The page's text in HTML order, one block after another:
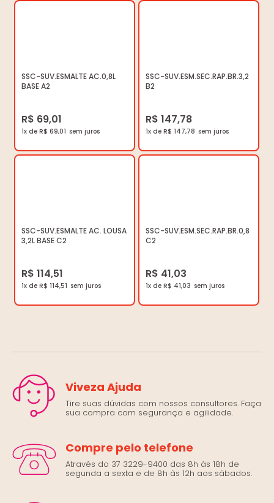
SSC-SUV.ESMALTE AC.0,8L
BASE A2
R$ 69,01
1x de R$ 69,01
SSC-SUV.ESM.SEC.RAP.BR.3,2
B2
R$ 147,78
1x de R$ 147,78
SSC-SUV.ESMALTE AC. LOUSA
3,2L BASE C2
R$ 114,51
1x de R$ 114,51
SSC-SUV.ESM.SEC.RAP.BR.0,8
C2
R$ 41,03
1x de R$ 41,03
Viveza Ajuda
Tire suas dúvidas com nossos consultores. Faça
sua compra com segurança e agilidade.
Compre pelo telefone
Através do 37 3229-9400 das 8h às 18h de
segunda a sexta e de 8h às 12h aos sábados.